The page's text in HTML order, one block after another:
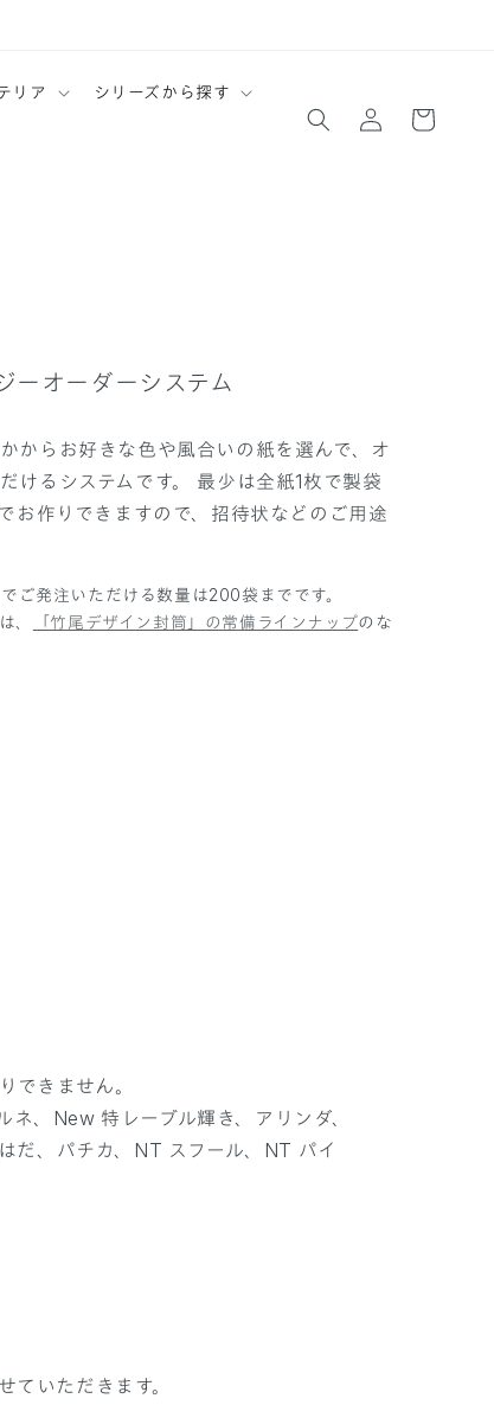
リア シリーズから探す
グ
イ
ー
ーオーダーシステム
からお好きな色や風合いの紙を選んで、オ
けるシステムです。 最少は全紙1枚で製袋
お作りできますので、招待状などのご用途
ご発注いただける数量は200袋までです。
、
「竹尾デザイン封筒」の常備ラインナップのな
きません。
、New 特レーブル輝き、アリンダ、
だ、パチカ、NT スフール、NT パイ
いただきます。